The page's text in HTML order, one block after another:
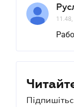
11.48,